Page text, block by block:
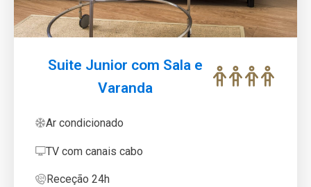
Suite Junior com Sala e
Varanda
Ar condicionado
TV com canais cabo
Receção 24h